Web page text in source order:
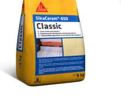
favorite_border visibility